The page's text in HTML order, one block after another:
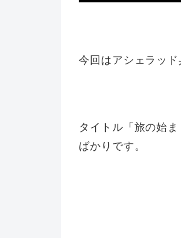
今回はアシェラッ
タイトル「旅の始
ばかりです。